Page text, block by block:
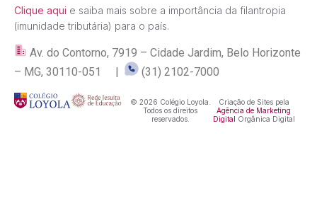
Clique aqui e saiba mais sobre a importância da filantropia
(imunidade tributária) para o país.
Av. do Contorno, 7919 – Cidade Jardim, Belo Horizonte
– MG, 30110-051 |
(31) 2102-7000
© 2026 Colégio Loyola.
Todos os direitos
reservados.
Criação de Sites pela
Agência de Marketing
Digital
Orgânica Digital